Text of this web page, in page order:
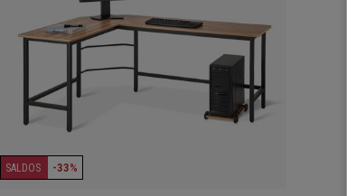
SALDOS -33%